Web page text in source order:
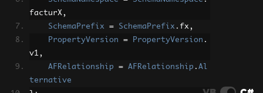
new
FileConfig2)
// Convert to Pdf/A-3B with embeded fi
les
pdf
SaveAs
facturX,
SchemaPrefix
= SchemaPrefix . fx,
PropertyVersion
= PropertyVersion .
v1,
AFRelationship
= AFRelationship . Al
ternative